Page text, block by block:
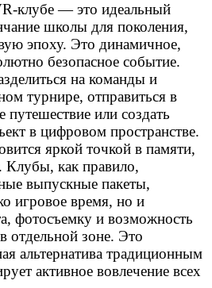
клубе — это идеальный
школы для поколения,
эпоху. Это динамичное,
безопасное событие.
на команды и
турнире, отправиться в
путешествие или создать
в цифровом пространстве.
яркой точкой в памяти,
Клубы, как правило,
выпускные пакеты,
игровое время, но и
фотосъемку и возможность
отдельной зоне. Это
альтернатива традиционным
активное вовлечение всех